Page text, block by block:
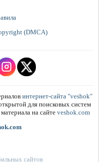
(DMCA)
интернет-сайта "veshok"
для поисковых систем
на сайте veshok.com